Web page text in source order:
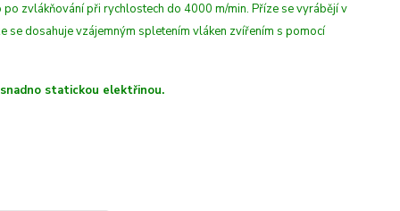
po zvlákňování při rychlostech do 4000 m/min. Příze se vyrábějí v
dosahuje vzájemným spletením vláken zvířením s pomocí
statickou elektřinou.